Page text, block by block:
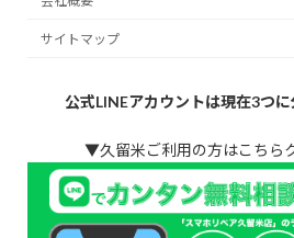
サイトマップ
公式LINEアカウントは現在3つに
▼久留米ご利用の方はこちら